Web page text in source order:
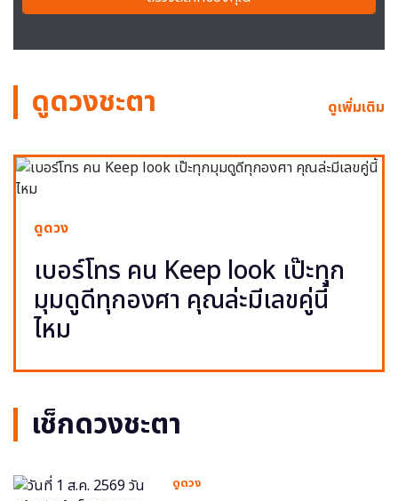
ดูดวงชะตา ดูเพิ่มเติม
ดูดวง
เบอร์โทร คน Keep look เป๊ะทุก
มุมดูดีทุกองศา คุณล่ะมีเลขคู่นี้
ไหม
เช็กดวงชะตา
ดูดวง